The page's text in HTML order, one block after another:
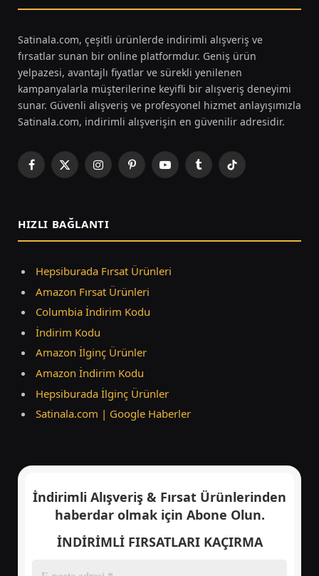
Satinala.com, çeşitli ürünlerde indirimli alışveriş ve
fırsatlar sunan bir online platformdur. Geniş ürün
yelpazesi, avantajlı fiyatlar ve sürekli yenilenen
kampanyalarla müşterilerine keyifli bir alışveriş deneyimi
sunar. Güvenli alışveriş ve profesyonel hizmet anlayışımızla
Satinala.com, indirimli alışverişin en güvenilir adresidir.
Facebook
X
InstagramPinterestYouTubeTumblrTikTok
HIZLI BAĞLANTI
Hepsiburada Fırsat Ürünleri
Amazon Fırsat Ürünleri
Columbia İndirim Kodu
İndirim Kodu
Amazon İlginç Ürünler
Amazon İndirim Kodu
Hepsiburada İlginç Ürünler
Satinala.com | Google Haberler
İndirimli Alışveriş & Fırsat Ürünlerinden
haberdar olmak için Abone Olun.
İNDİRİMLİ FIRSATLARI KAÇIRMA